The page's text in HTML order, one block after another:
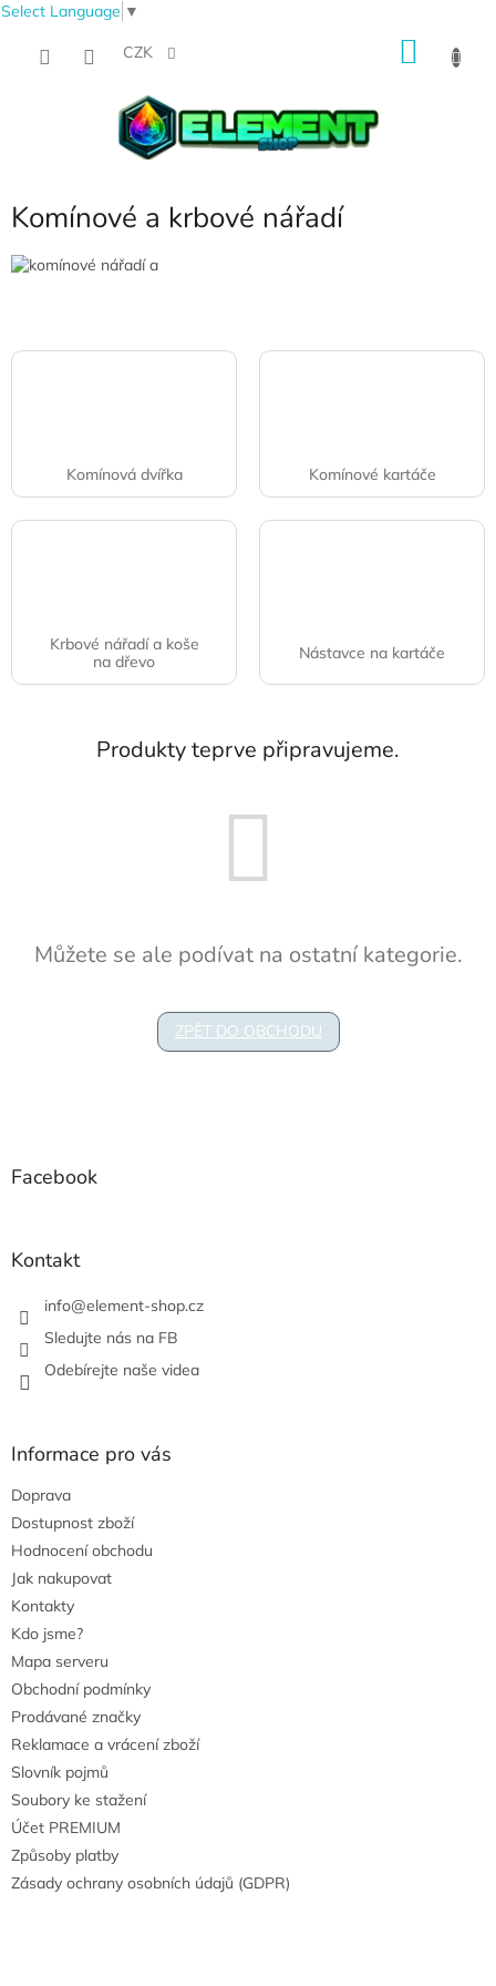
Select Language ▼
CZK
Komínové a krbové nářadí
Komínová dvířka Komínové kartáče
Krbové nářadí a koše
na dřevo
Nástavce na kartáče
Produkty teprve připravujeme.
Můžete se ale podívat na ostatní kategorie.
ZPĚT DO OBCHODU
Facebook
Kontakt
info@element-shop.cz
Sledujte nás na FB
Odebírejte naše videa
Informace pro vás
Doprava
Dostupnost zboží
Hodnocení obchodu
Jak nakupovat
Kontakty
Kdo jsme?
Mapa serveru
Obchodní podmínky
Prodávané značky
Reklamace a vrácení zboží
Slovník pojmů
Soubory ke stažení
Účet PREMIUM
Způsoby platby
Zásady ochrany osobních údajů (GDPR)